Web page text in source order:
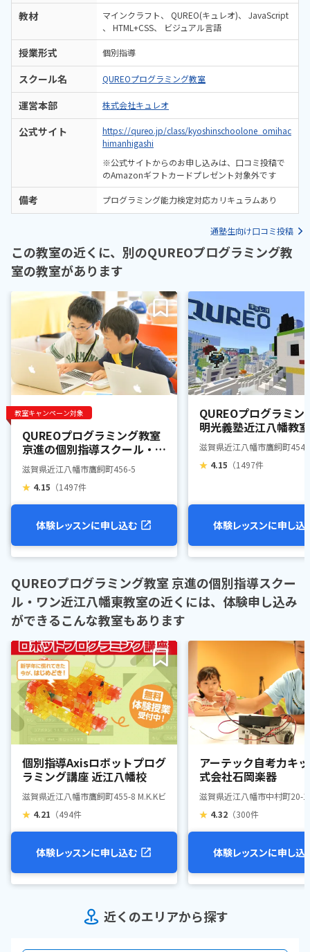
教材 マインクラフト QUREO(キュレオ)
JavaScript
HTML+CSS
ビジュアル言語
授業形式 個別指導
スクール名 QUREOプログラミング教室
運営本部 株式会社キュレオ
公式サイト
https://qureo.jp/class/kyoshinschoolone_omihac
himanhigashi
※公式サイトからのお申し込みは、口コミ投稿で
のAmazonギフトカードプレゼント対象外です
備考 プログラミング能力検定対応カリキュラムあり
通塾生向け口コミ投稿
この教室の近くに、別のQUREOプログラミング教
室の教室があります
教室キャンペーン対象
QUREOプログラミング教室
京進の個別指導スクール・ワ
ン近江八幡教室
滋賀県近江八幡市鷹飼町456-5
★ 4.15 （1497件
体験レッスンに申し込む
QUREOプログラミン
明光義塾近江八幡教室
滋賀県近江八幡市鷹飼町454-
★ 4.15 （1497件
体験レッスンに申し込
QUREOプログラミング教室 京進の個別指導スクー
ル・ワン近江八幡東教室の近くには、体験申し込み
ができるこんな教室もあります
個別指導Axisロボットプログ
ラミング講座 近江八幡校
滋賀県近江八幡市鷹飼町455-8 M.K.Kビル 2F
★ 4.21 （494件
体験レッスンに申し込む
アーテック自考力キ
式会社石岡楽器
滋賀県近江八幡市中村町20-1
★ 4.32 （300件
体験レッスンに申し込
近くのエリアから探す